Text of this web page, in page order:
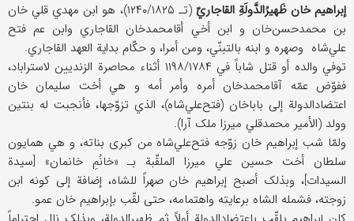
إبراهیم خان ظَهیرُالدَّولَةِ القاجاريّ
(تـ ۱۲۴۰/۱۸۲۵)، هو ابن مهدي قلي خان
بن محمدحسن‌خان و ابن أخي أقامحمدخان القاجاري وابن عم فتح
علي‌شاه وصهره و ابنه بالتبنّي، ومن أمرا، و حکّام بدایة العهد القاجاري.
توفي والده أو قتل شاباً في ۱۱۹۸/۱۷۸۴ أثناء محاصرة الزندیین لاستراباد،
ففوّض عمّه آقامحمدخان أمره وأمر أمه و هي أخت سلیمان خان
اعتضادالدولة إلی باباخان (فتح‌علي‌شاه)، الذي تزوّجها، فأنجبت له بنتین
وولد (الأمیر محمدقلي میرزا ملک آرا).
ولمّا شب إبراهیم خان زوّجه فتح‌علي‌شاه من کبری بناته، و هي همایون
سلطان أخت حسین علي میرزا الملقّبة بـ «خانُمِ خانمان» [سیدة
السیدات]، وبذلک أصبح إبراهیم خان صهراً للشاه، إضافة إلی کونه ابن
زوجته، فشمله الشاه برعایته واهتمامه، حتی لقّب بإبراهیم خان عمو.